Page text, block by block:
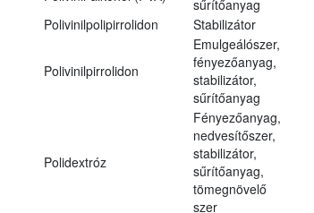
sűrítőanyag
Polivinilpolipirrolidon Stabilizátor
Polivinilpirrolidon
Emulgeálószer,
fényezőanyag,
stabilizátor,
sűrítőanyag
Polidextróz
Fényezőanyag,
nedvesítőszer,
stabilizátor,
sűrítőanyag,
tömegnövelő
szer